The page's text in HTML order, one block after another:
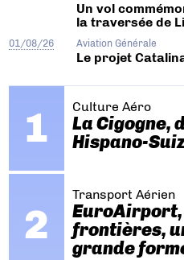
Un vol
la traversée de
01/08/26 Aviation Générale
Le projet
Culture Aéro
La Cigogne,
Hispano-
Transport Aérien
frontières,
grande